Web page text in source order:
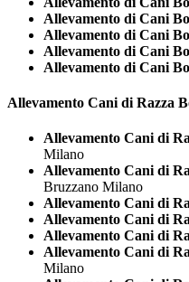
Allevamento di Cani
Allevamento di Cani
Allevamento di Cani
Allevamento di Cani
Allevamento Cani di Razza
Allevamento Cani di
Milano
Allevamento Cani di
Bruzzano Milano
Allevamento Cani di
Allevamento Cani di
Allevamento Cani di
Allevamento Cani di
Milano